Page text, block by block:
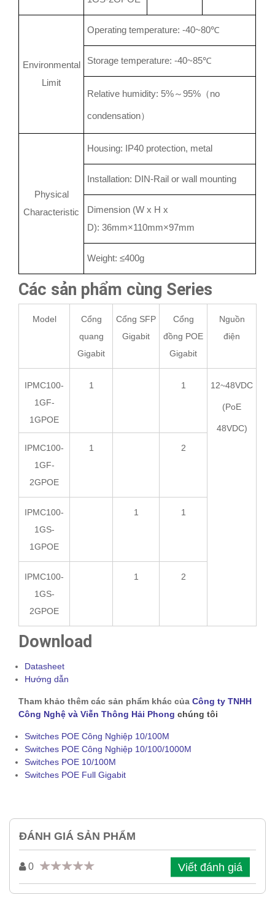
Environmental
Limit
Operating temperature: -40~80℃
Storage temperature: -40~85℃
Relative humidity: 5%～95%（no
condensation）
Physical
Characteristic
Housing: IP40 protection, metal
Installation: DIN-Rail or wall mounting
Dimension (W x H x
D): 36mm×110mm×97mm
Weight: ≤400g
Các sản phẩm cùng Series
Model
Cổng
quang
Gigabit
Cổng SFP
Gigabit
Cổng
đồng POE
Gigabit
Nguồn
điện
IPMC100-
1GF-
1GPOE
1 1 12~48VDC
(PoE
48VDC)
IPMC100-
1GF-
2GPOE
1 2
IPMC100-
1GS-
1GPOE
1 1
IPMC100-
1GS-
2GPOE
1 2
Download
Datasheet
Hướng dẫn
Tham khảo thêm các sản phẩm khác của Công ty TNHH
Công Nghệ và Viễn Thông Hải Phong chúng tôi
Switches POE Công Nghiệp 10/100M
Switches POE Công Nghiệp 10/100/1000M
Switches POE 10/100M
Switches POE Full Gigabit
ĐÁNH GIÁ SẢN PHẨM
0 Viết đánh giá